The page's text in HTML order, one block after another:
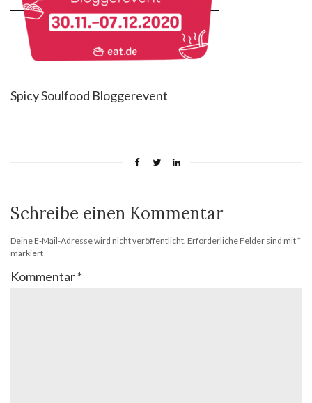
Spicy Soulfood Bloggerevent
Schreibe einen Kommentar
Deine E-Mail-Adresse wird nicht veröffentlicht. Erforderliche Felder sind mit*
markiert
Kommentar*